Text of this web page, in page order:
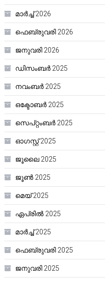
മാർച്ച്‌ 2026
ഫെബ്രുവരി 2026
ജനുവരി 2026
ഡിസംബർ 2025
നവംബർ 2025
ഒക്ടോബർ 2025
സെപ്റ്റംബർ 2025
ഓഗസ്റ്റ്‌ 2025
ജൂലൈ 2025
ജൂൺ 2025
മെയ്‌ 2025
ഏപ്രിൽ 2025
മാർച്ച്‌ 2025
ഫെബ്രുവരി 2025
ജനുവരി 2025